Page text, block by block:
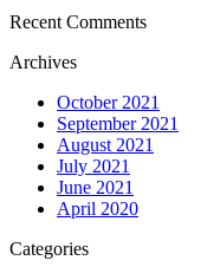
Recent Comments
Archives
October 2021
September 2021
August 2021
July 2021
June 2021
April 2020
Categories